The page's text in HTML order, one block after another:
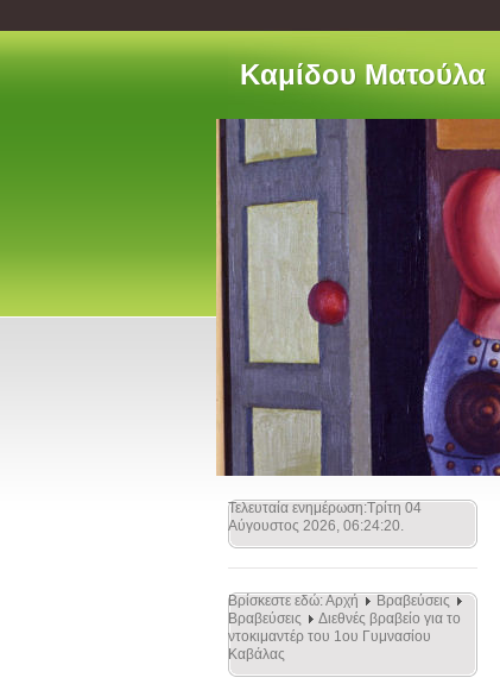
Kαμίδου Ματούλα
Τελευταία ενημέρωση:Τρίτη 04
Αύγουστος 2026, 06:24:20.
Βρίσκεστε εδώ:Αρχή
Βραβεύσεις
Βραβεύσεις
Διεθνές βραβείο για το
ντοκιμαντέρ του 1ου Γυμνασίου
Καβάλας